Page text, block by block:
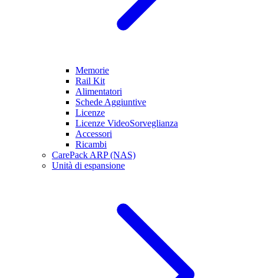
Memorie
Rail Kit
Alimentatori
Schede Aggiuntive
Licenze
Licenze VideoSorveglianza
Accessori
Ricambi
CarePack ARP (NAS)
Unità di espansione